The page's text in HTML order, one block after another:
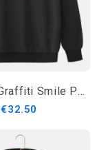
Miesten Graffiti Smile Print Kiristysnyörillinen Rento Villapaita
€32.50